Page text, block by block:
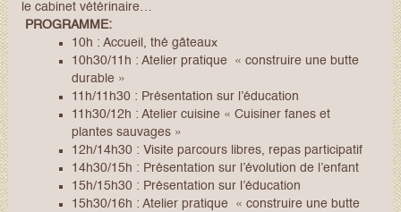
le cabinet vétérinaire…
PROGRAMME:
10h : Accueil, thé gâteaux
10h30/11h : Atelier pratique « construire une butte
durable »
11h/11h30 : Présentation sur l’éducation
11h30/12h : Atelier cuisine « Cuisiner fanes et
plantes sauvages »
12h/14h30 : Visite parcours libres, repas participatif
14h30/15h : Présentation sur l’évolution de l’enfant
15h/15h30 : Présentation sur l’éducation
15h30/16h : Atelier pratique « construire une butte